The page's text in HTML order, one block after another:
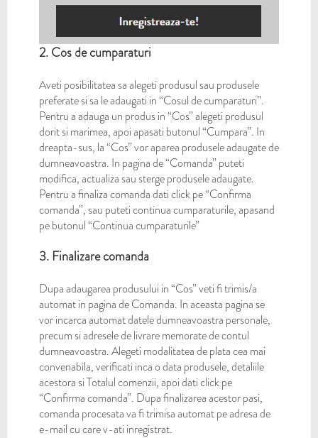
2. Cos de cumparaturi
Aveti posibilitatea sa alegeti produsul sau produsele
preferate si sa le adaugati in “Cosul de cumparaturi”.
Pentru a adauga un produs in “Cos” alegeti produsul
dorit si marimea, apoi apasati butonul “Cumpara”. In
dreapta-sus, la “Cos” vor aparea produsele adaugate de
dumneavoastra. In pagina de “Comanda” puteti
modifica, actualiza sau sterge produsele adaugate.
Pentru a finaliza comanda dati click pe “Confirma
comanda”, sau puteti continua cumparaturile, apasand
pe butonul “Continua cumparaturile”
3. Finalizare comanda
Dupa adaugarea produsului in “Cos” veti fi trimis/a
automat in pagina de Comanda. In aceasta pagina se
vor incarca automat datele dumneavoastra personale,
precum si adresele de livrare memorate de contul
dumneavoastra. Alegeti modalitatea de plata cea mai
convenabila, verificati inca o data produsele, detaliile
acestora si Totalul comenzii, apoi dati click pe
“Confirma comanda”. Dupa finalizarea acestor pasi,
comanda procesata va fi trimisa automat pe adresa de
e-mail cu care v-ati inregistrat.